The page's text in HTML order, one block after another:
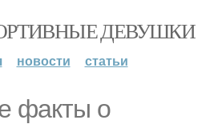
ДЕВУШКИ
новости статьи
факты о